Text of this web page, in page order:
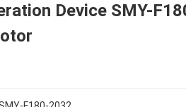
Device SMY-